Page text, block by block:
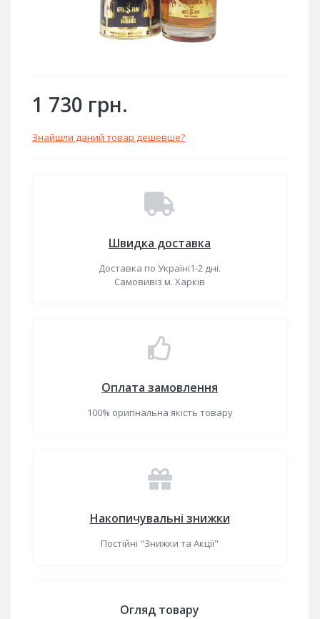
1 730 грн.
Знайшли даний товар дешевше?
Швидка доставка
Доставка по Україні1-2 дні.
Самовивіз м. Харків
Оплата замовлення
100% оригінальна якість товару
Накопичувальні знижки
Постійні "Знижки та Акції"
Огляд товару